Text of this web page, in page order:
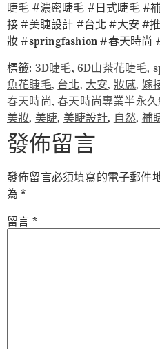
睫毛 #濃密睫毛 #日式睫毛 #
接 #美睫設計 #台北 #大安 #
妝 #springfashion #春天時尚
標籤: 3D睫毛,6D山茶花睫毛,
魚花睫毛, 台北, 大安, 妝感, 嫁
春天時尚,春天時尚專業半永
美妝, 美睫, 美睫設計, 自然, 補
發佈留言
發佈留言必須填寫的電子郵件
為*
留言 *